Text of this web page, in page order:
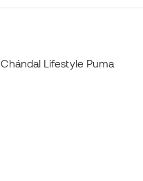
Chándal Lifestyle Puma